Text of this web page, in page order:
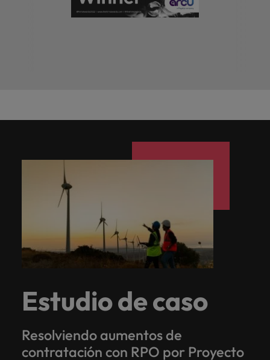
Estudio de caso
Resolviendo aumentos de
contratación con RPO por Proyecto